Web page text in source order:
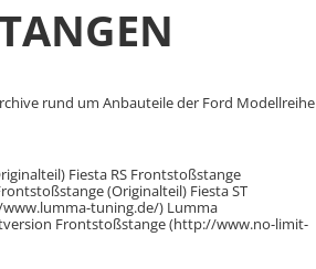
rund um Anbauteile der Ford Modellreihe
Fiesta RS Frontstoßstange
(Originalteil) Fiesta ST
tuning.de/) Lumma
Frontstoßstange (http://www.no-limit-